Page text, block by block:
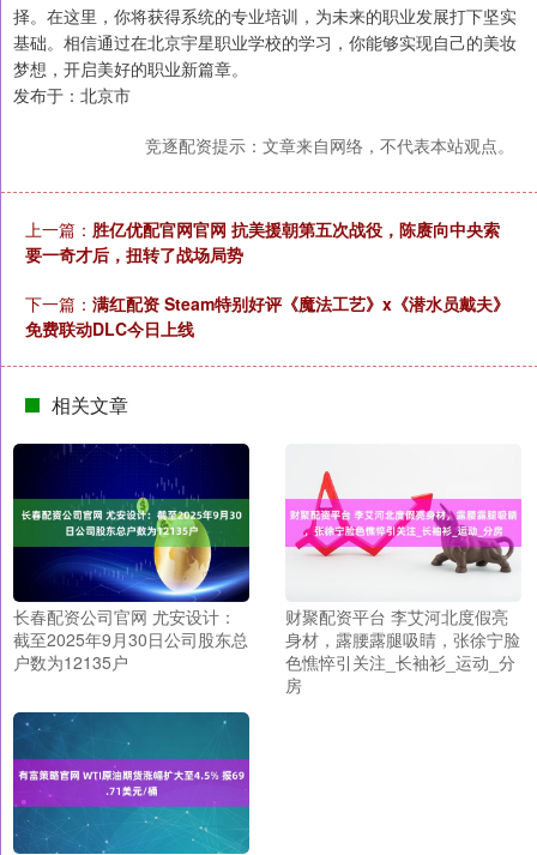
择。在这里，你将获得系统的专业培训，为未来的职业发展打下坚实
基础。相信通过在北京宇星职业学校的学习，你能够实现自己的美妆
梦想，开启美好的职业新篇章。
发布于：北京市
竞逐配资提示：文章来自网络，不代表本站观点。
上一篇： 胜亿优配官网官网 抗美援朝第五次战役，陈赓向中央索
要一奇才后，扭转了战场局势
下一篇： 满红配资 Steam特别好评《魔法工艺》x《潜水员戴夫》
免费联动DLC今日上线
相关文章
长春配资公司官网 尤安设计：
截至2025年9月30日公司股东总
户数为12135户
财聚配资平台 李艾河北度假亮
身材，露腰露腿吸睛，张徐宁脸
色憔悴引关注_长袖衫_运动_分
房